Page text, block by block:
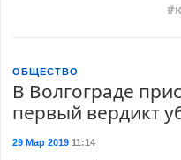
ОБЩЕСТВО
В Волгограде
первый вердикт
29 Мар 201911:14